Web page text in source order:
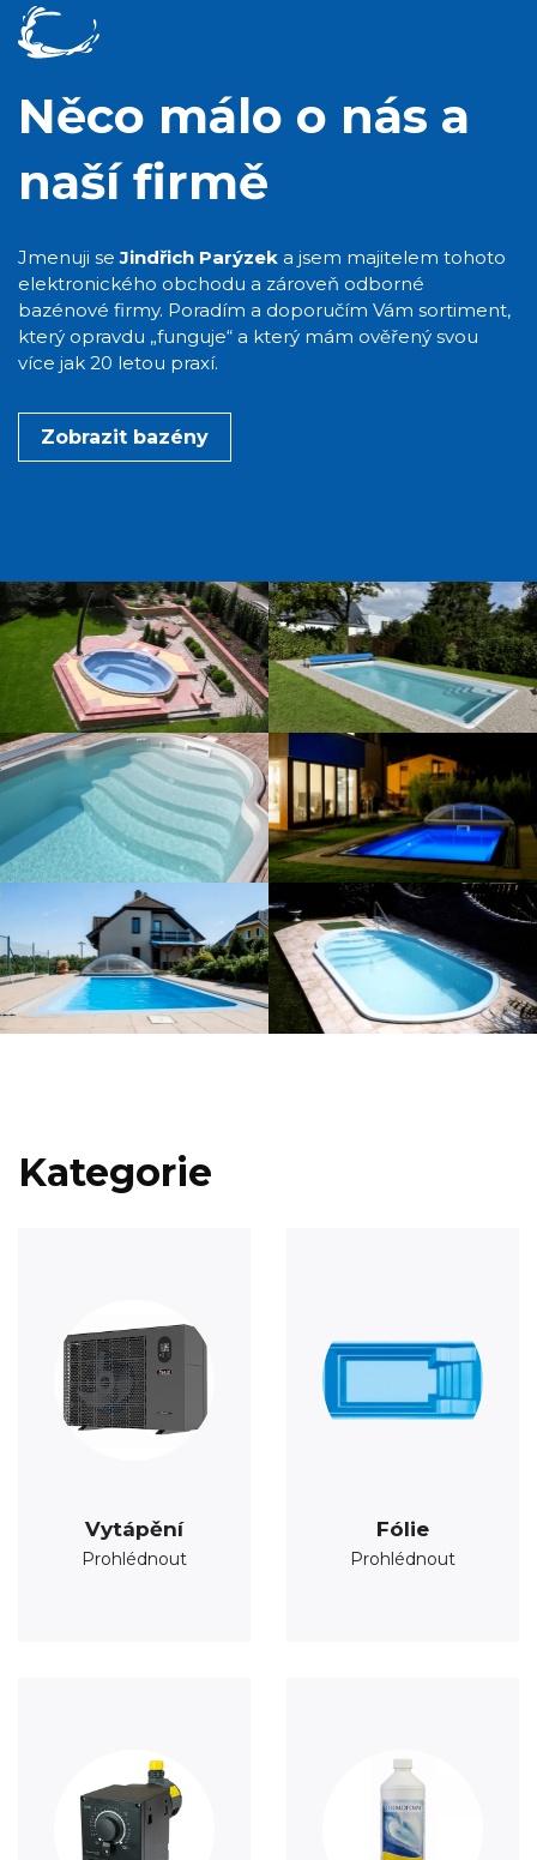
Něco málo o nás a
naší firmě
Jmenuji seJindřich Parýzek a jsem majitelem tohoto
elektronického obchodu a zároveň odborné
bazénové firmy. Poradím a doporučím Vám sortiment,
který opravdu „funguje“ a který mám ověřený svou
více jak 20 letou praxí.
Zobrazit bazény
Kategorie
Vytápění
Prohlédnout
Fólie
Prohlédnout